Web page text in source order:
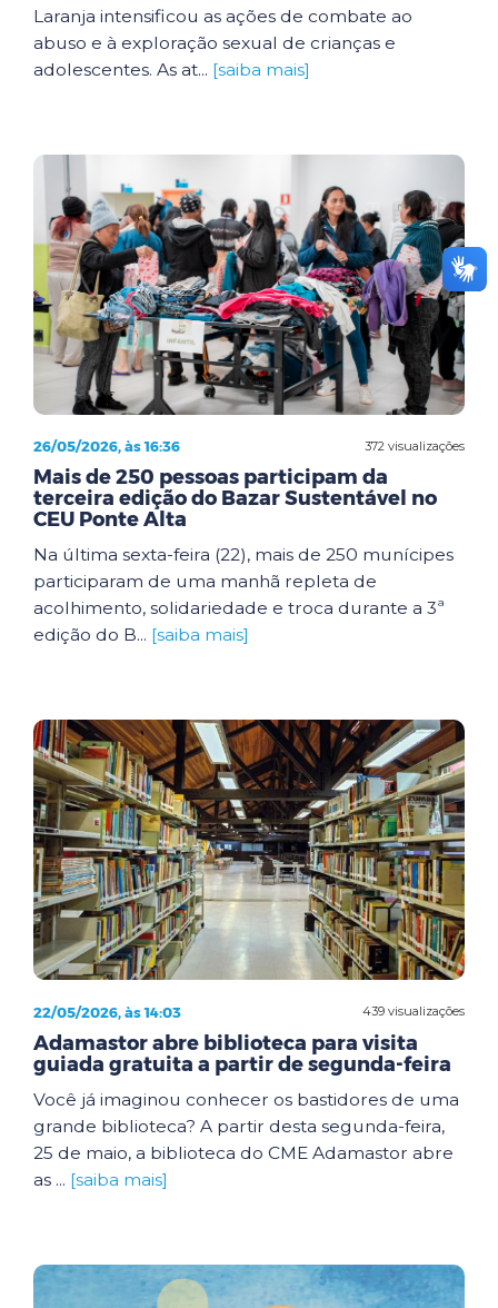
Laranja intensificou as ações de combate ao
abuso e à exploração sexual de crianças e
adolescentes. As at... [saiba mais]
372 visualizações
26/05/2026, às 16:36
Mais de 250 pessoas participam da
terceira edição do Bazar Sustentável no
CEU Ponte Alta
Na última sexta-feira (22), mais de 250 munícipes
participaram de uma manhã repleta de
acolhimento, solidariedade e troca durante a 3ª
edição do B... [saiba mais]
439 visualizações
22/05/2026, às 14:03
Adamastor abre biblioteca para visita
guiada gratuita a partir de segunda-feira
Você já imaginou conhecer os bastidores de uma
grande biblioteca? A partir desta segunda-feira,
25 de maio, a biblioteca do CME Adamastor abre
as ... [saiba mais]